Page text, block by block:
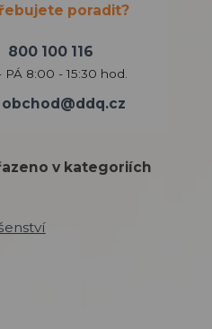
poradit?
800 100 116
PÁ 8:00 - 15:30 hod.
obchod@ddq.cz
v kategoriích